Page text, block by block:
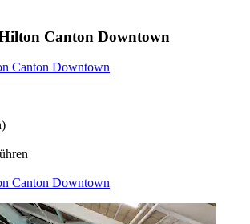
Canton Downtown
Canton Downtown
Canton Downtown